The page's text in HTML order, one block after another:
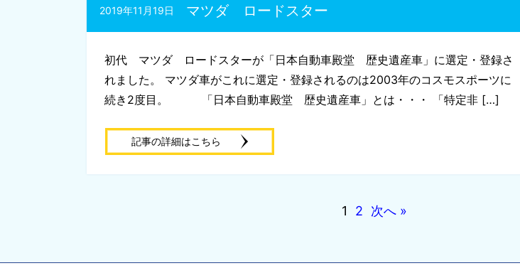
マツダ ロードスター
2019年11月19日
初代 マツダ ロードスターが「日本自動車殿堂 歴史遺産車」に選定・登録さ
れました。 マツダ車がこれに選定・登録されるのは2003年のコスモスポーツに
続き2度目。 「日本自動車殿堂 歴史遺産車」とは・・・ 「特定非 […]
記事の詳細はこちら
1 2 次へ »